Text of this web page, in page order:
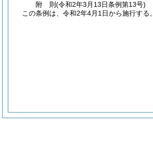
附 則(令和2年3月13日条例第13号)
この条例は、令和2年4月1日から施行する。